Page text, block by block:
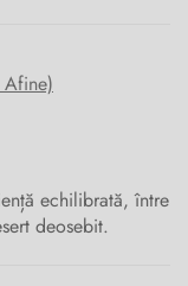
Afine)
echilibrată, între
deosebit.